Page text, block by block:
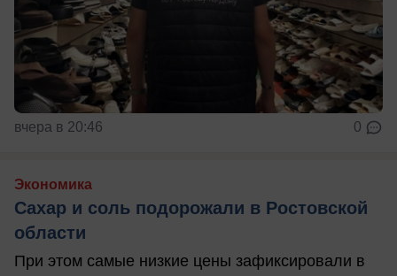
вчера в 20:46 0
Экономика
Сахар и соль подорожали в Ростовской
области
При этом самые низкие цены зафиксировали в